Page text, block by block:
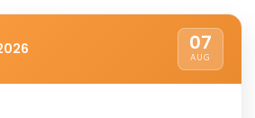
07
AUG